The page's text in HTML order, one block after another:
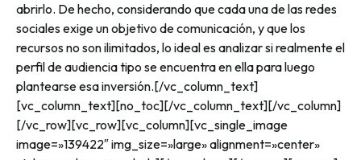
abrirlo. De hecho, considerando que cada una de las redes
sociales exige un objetivo de comunicación, y que los
recursos no son ilimitados, lo ideal es analizar si realmente el
perfil de audiencia tipo se encuentra en ella para luego
plantearse esa inversión.[/vc_column_text]
[vc_column_text][no_toc][/vc_column_text][/vc_column]
[/vc_row][vc_row][vc_column][vc_single_image
image=»139422″ img_size=»large» alignment=»center»